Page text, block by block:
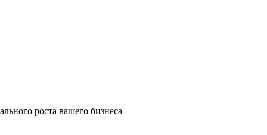
роста вашего бизнеса